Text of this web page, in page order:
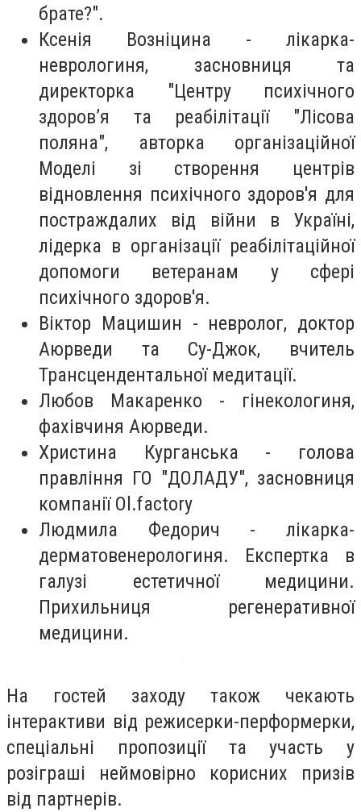
брате?".
Ксенія Возніцина - лікарка-
неврологиня, засновниця та
директорка "Центру психічного
здоровʼя та реабілітації "Лісова
поляна", авторка організаційної
Моделі зі створення центрів
відновлення психічного здоров'я для
постраждалих від війни в Україні,
лідерка в організації реабілітаційної
допомоги ветеранам у сфері
психічного здоров'я.
Віктор Мацишин - невролог, доктор
Аюрведи та Су-Джок, вчитель
Трансцендентальної медитації.
Любов Макаренко - гінекологиня,
фахівчиня Аюрведи.
Христина Курганська - голова
правління ГО "ДОЛАДУ", засновниця
компанії Ol.factory
Людмила Федорич - лікарка-
дерматовенерологиня. Експертка в
галузі естетичної медицини.
Прихильниця регенеративної
медицини.
На гостей заходу також чекають
інтерактиви від режисерки-перформерки,
спеціальні пропозиції та участь у
розіграші неймовірно корисних призів
від партнерів.